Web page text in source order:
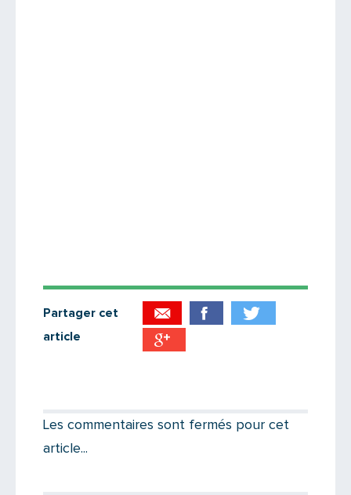
Partager cet
article
Les commentaires sont fermés pour cet
article...